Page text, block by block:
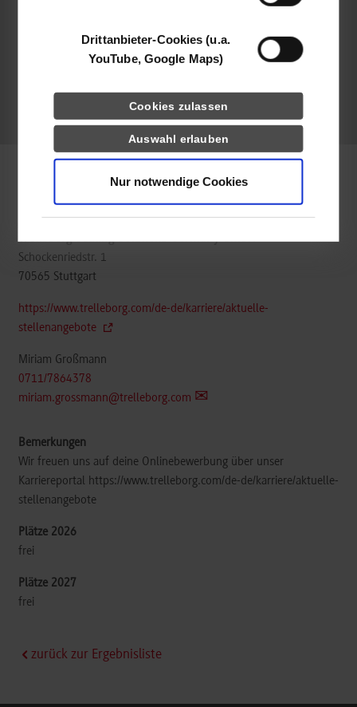
Drittanbieter-Cookies (u.a.
YouTube, Google Maps)
Cookies zulassen
Auswahl erlauben
Nur notwendige Cookies
Wirtschaftsingenieurwesen / Allgemein
Trelleborg Sealing Solutions Germany GmbH
Schockenriedstr. 1
70565 Stuttgart
https://www.trelleborg.com/de-de/karriere/aktuelle-
stellenangebote
Miriam Großmann
0711/7864378
miriam.grossmann@trelleborg.com
Wir freuen uns auf deine Onlinebewerbung über unser
Karriereportal https://www.trelleborg.com/de-de/karriere/aktuelle-
stellenangebote
frei
frei
zurück zur Ergebnisliste